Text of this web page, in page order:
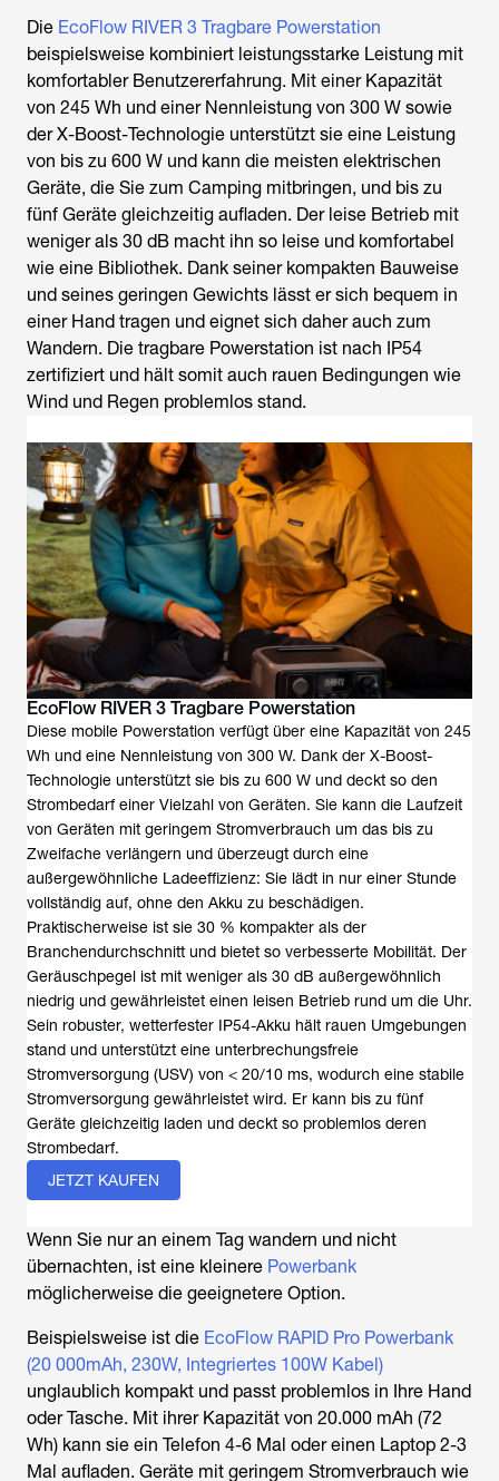
Die EcoFlow RIVER 3 Tragbare Powerstation
beispielsweise kombiniert leistungsstarke Leistung mit
komfortabler Benutzererfahrung. Mit einer Kapazität
von 245 Wh und einer Nennleistung von 300 W sowie
der X-Boost-Technologie unterstützt sie eine Leistung
von bis zu 600 W und kann die meisten elektrischen
Geräte, die Sie zum Camping mitbringen, und bis zu
fünf Geräte gleichzeitig aufladen. Der leise Betrieb mit
weniger als 30 dB macht ihn so leise und komfortabel
wie eine Bibliothek. Dank seiner kompakten Bauweise
und seines geringen Gewichts lässt er sich bequem in
einer Hand tragen und eignet sich daher auch zum
Wandern. Die tragbare Powerstation ist nach IP54
zertifiziert und hält somit auch rauen Bedingungen wie
Wind und Regen problemlos stand.
EcoFlow RIVER 3 Tragbare Powerstation
Diese mobile Powerstation verfügt über eine Kapazität von 245
Wh und eine Nennleistung von 300 W. Dank der X-Boost-
Technologie unterstützt sie bis zu 600 W und deckt so den
Strombedarf einer Vielzahl von Geräten. Sie kann die Laufzeit
von Geräten mit geringem Stromverbrauch um das bis zu
Zweifache verlängern und überzeugt durch eine
außergewöhnliche Ladeeffizienz: Sie lädt in nur einer Stunde
vollständig auf, ohne den Akku zu beschädigen.
Praktischerweise ist sie 30 % kompakter als der
Branchendurchschnitt und bietet so verbesserte Mobilität. Der
Geräuschpegel ist mit weniger als 30 dB außergewöhnlich
niedrig und gewährleistet einen leisen Betrieb rund um die Uhr.
Sein robuster, wetterfester IP54-Akku hält rauen Umgebungen
stand und unterstützt eine unterbrechungsfreie
Stromversorgung (USV) von < 20/10 ms, wodurch eine stabile
Stromversorgung gewährleistet wird. Er kann bis zu fünf
Geräte gleichzeitig laden und deckt so problemlos deren
Strombedarf.
JETZT KAUFEN
Wenn Sie nur an einem Tag wandern und nicht
übernachten, ist eine kleinere Powerbank
möglicherweise die geeignetere Option.
Beispielsweise ist die EcoFlow RAPID Pro Powerbank
(20 000mAh, 230W, Integriertes 100W Kabel)
unglaublich kompakt und passt problemlos in Ihre Hand
oder Tasche. Mit ihrer Kapazität von 20.000 mAh (72
Wh) kann sie ein Telefon 4-6 Mal oder einen Laptop 2-3
Mal aufladen. Geräte mit geringem Stromverbrauch wie